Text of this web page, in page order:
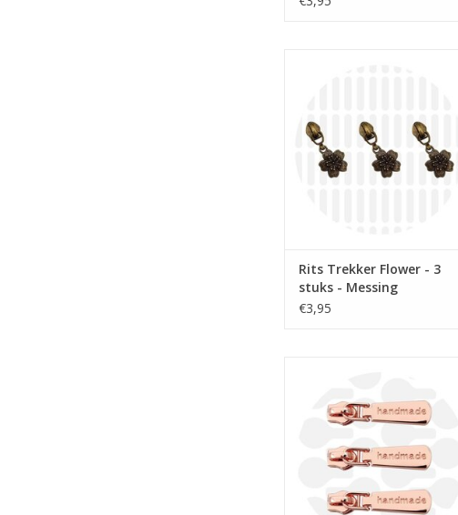
TOEVOEGEN AAN WINKELWAGEN
Rits Trekker Flower - 3
stuks - Messing
€3,95
Handmade rits schuiver voor
spiraalrits 6mm op rol.
TOEVOEGEN AAN WINKELWAGEN